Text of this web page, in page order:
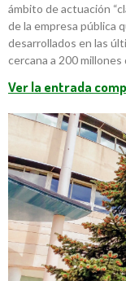
ámbito de actuación
de la empresa pública
desarrollados en las
cercana a 200 millones
Ver la entrada